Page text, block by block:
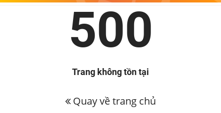
500
Trang không tồn tại
Quay về trang chủ